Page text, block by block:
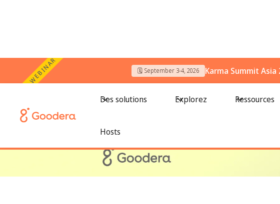
WEBINAR 🗓️ September 3-4, 2026 Karma Summit Asia
Des solutions Explorez Ressources
Hosts
← Tous les blogs Des idées de travail pour la rentrée scolaire qui auront un